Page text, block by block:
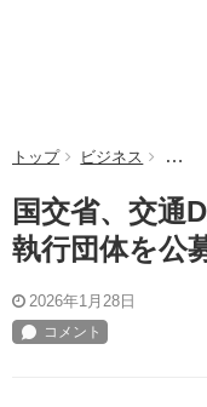
トップ ビジネス 国交
国交省、交通
執行団体を公
2026年1月28日